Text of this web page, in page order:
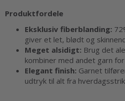
Produktfordele
Eksklusiv fiberblanding:
giver et let, blødt og
Meget alsidigt: Brug det
kombiner med andet garn
Elegant finish: Garnet
udtryk til alt fra